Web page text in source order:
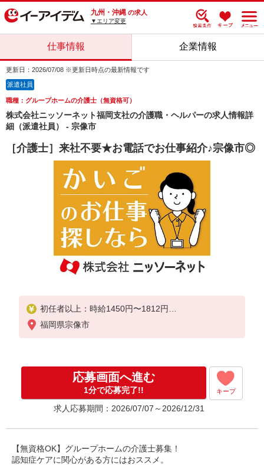
九州・沖縄 の求人
▼エリア変更
仕事情報 企業情報
更新日：2026/07/08 ※更新日時点の最新情報です
派遣社員
職種：グループホームの介護士（無資格可）
株式会社ニッソーネット福岡支社の介護職・ヘルパーの求人情報詳
細（派遣社員） - 宗像市
［介護士］来社不要★お電話でお仕事紹介♪宗像市◎
初任者以上：時給1450円〜1812円
無資格の方：時給1350円〜1687円
福岡県宗像市
応募画面へ進む
1分で応募完了!! キープ
求人応募期間：2026/07/07～2026/12/31
【無資格OK】グループホームの介護士募集！
認知症ケアに関心がある方にはおススメ。